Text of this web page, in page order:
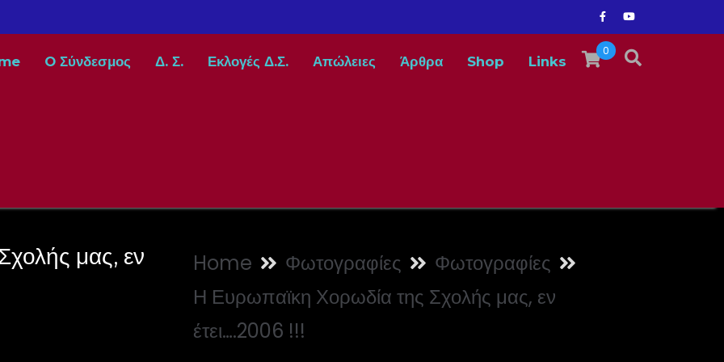
0
O Σύνδεσμος Δ. Σ. Εκλογές Δ.Σ. Απώλειες Άρθρα Shop Links
μας, εν
Home Φωτογραφίες
Φωτογραφίες
Η Ευρωπαϊκη Χορωδία της Σχολής μας, εν
έτει….2006 !!!